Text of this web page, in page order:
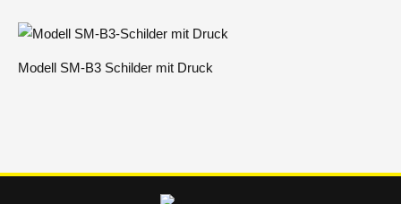
Modell SM-B3 Schilder mit Druck